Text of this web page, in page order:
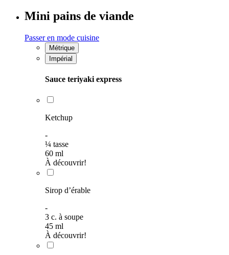
Mini pains de viande
Passer en mode cuisine
Métrique
Impérial
Sauce teriyaki express
Ketchup
-
¼ tasse
60 ml
À découvrir!
Sirop d’érable
-
3 c. à soupe
45 ml
À découvrir!